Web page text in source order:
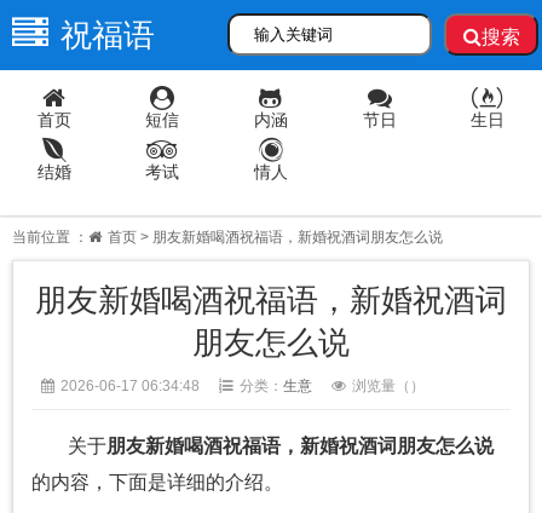
祝福语 搜索
首页 短信 内涵 节日 生日
结婚 考试 情人
当前位置 ： 首页 > 朋友新婚喝酒祝福语，新婚祝酒词朋友怎么说
朋友新婚喝酒祝福语，新婚祝酒词
朋友怎么说
2026-06-17 06:34:48 分类： 生意 浏览量（ ）
关于朋友新婚喝酒祝福语，新婚祝酒词朋友怎么说
的内容，下面是详细的介绍。